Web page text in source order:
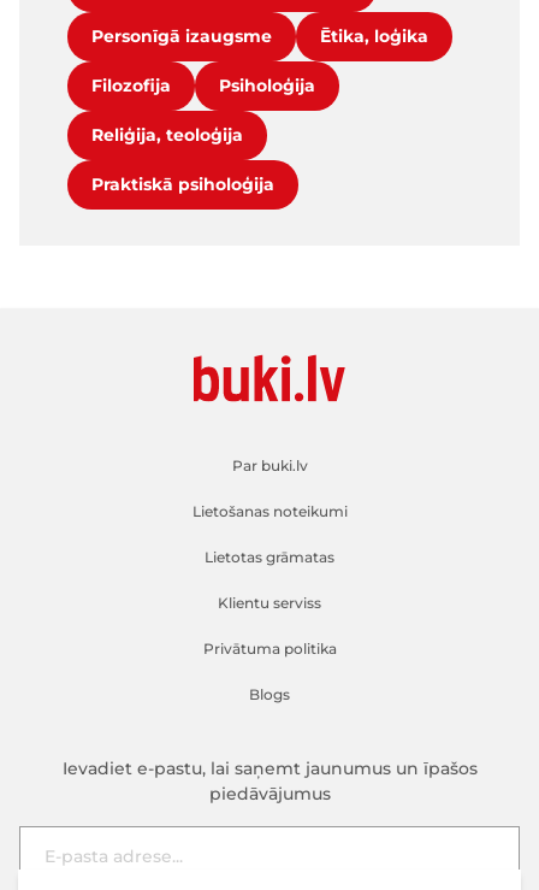
Personīgā izaugsme Ētika, loģika
Filozofija Psiholoģija
Reliģija, teoloģija
Praktiskā psiholoģija
Par buki.lv
Lietošanas noteikumi
Lietotas grāmatas
Klientu serviss
Privātuma politika
Blogs
Ievadiet e-pastu, lai saņemt jaunumus un īpašos
piedāvājumus